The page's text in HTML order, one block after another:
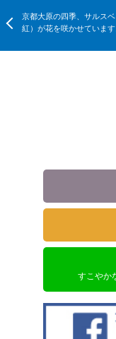
京都大原の四季、サルスベ
紅）が花を咲かせています
すこやか